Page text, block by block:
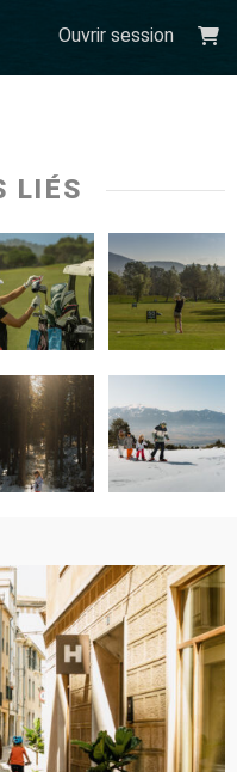
Ouvrir session
LIÉS